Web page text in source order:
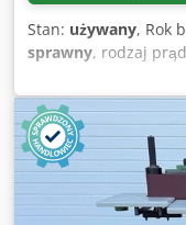
Stan: używany, Rok
sprawny, rodzaj
,
częstotliwość
magazynie - po
TECHNICZNE: -
taśmy szlifującej
szlifującej - blaty o
regulowane pod